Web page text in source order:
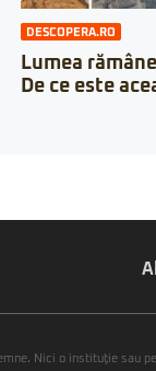
DESCOPERA.RO
Lumea
De ce este
Nici o instituţie sau